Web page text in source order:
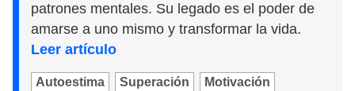
patrones mentales. Su legado es el poder de
amarse a uno mismo y transformar la vida.
Leer artículo
Autoestima Superación Motivación